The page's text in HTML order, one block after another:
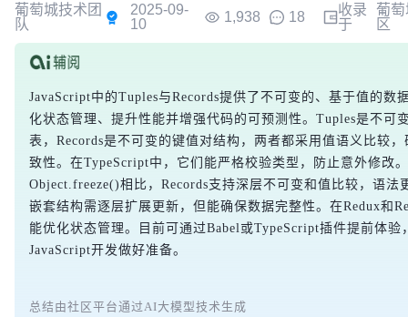
葡萄城技术团
队
2025-09-
10
1,938 18
收录
于
葡
区
JavaScript中的Tuples与Records提供了不可变的、基于值的数
化状态管理、提升性能并增强代码的可预测性。Tuples是不可
表，Records是不可变的键值对结构，两者都采用值语义比较
致性。在TypeScript中，它们能严格校验类型，防止意外修改
Object.freeze()相比，Records支持深层不可变和值比较，语法
嵌套结构需逐层扩展更新，但能确保数据完整性。在Redux和
能优化状态管理。目前可通过Babel或TypeScript插件提前体验
JavaScript开发做好准备。
总结由社区平台通过AI大模型技术生成